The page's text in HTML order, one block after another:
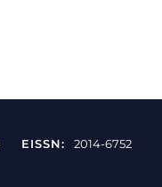
EISSN: 2014-6752